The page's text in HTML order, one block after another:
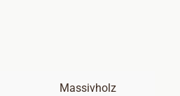
Massivholz